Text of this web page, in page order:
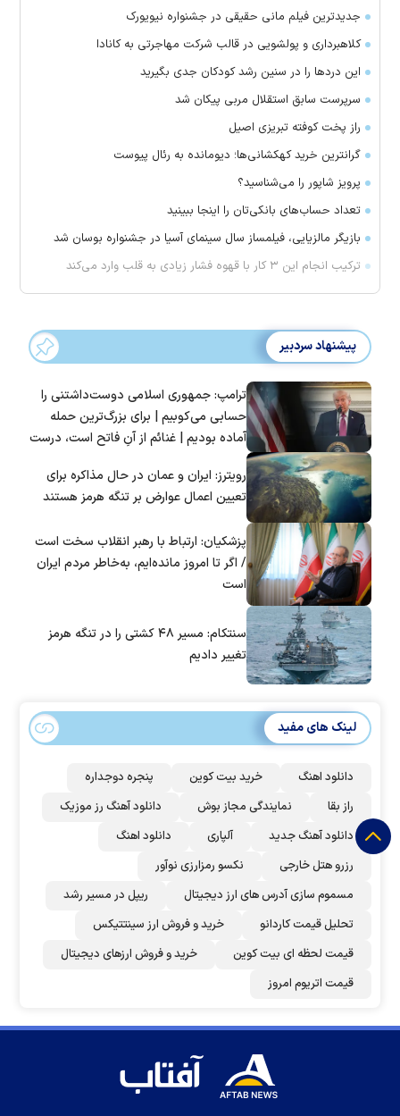
جدیدترین فیلم مانی حقیقی در جشنواره نیویورک
کلاهبرداری و پولشویی در قالب شرکت مهاجرتی به کانادا
این درد‌ها را در سنین رشد کودکان جدی بگیرید
سرپرست سابق استقلال مربی پیکان شد
راز پخت کوفته تبریزی اصیل
گرانترین خرید کهکشانی‌ها؛ دیومانده به رئال پیوست
پرویز شاپور را می‌شناسید؟
تعداد حساب‌های بانکی‌تان را اینجا ببینید
بازیگر مالزیایی، فیلمساز سال سینمای آسیا در جشنواره بوسان شد
ترکیب انجام این ۳ کار با قهوه فشار زیادی به قلب وارد می‌کند
پیشنهاد سردبیر
ترامپ: جمهوری اسلامی دوست‌داشتنی را
حسابی می‌کوبیم | برای بزرگ‌ترین حمله
آماده بودیم | غنائم از آنِ فاتح است، درست
رویترز: ایران و عمان در حال مذاکره برای
تعیین اعمال عوارض بر تنگه هرمز هستند
پزشکیان: ارتباط با رهبر انقلاب سخت است
/ اگر تا امروز مانده‌ایم، به‌خاطر مردم ایران
است
سنتکام: مسیر ۴۸ کشتی را در تنگه هرمز
تغییر دادیم
لینک های مفید
دانلود اهنگ خرید بیت کوین
پنجره دوجداره
راز بقا
نمایندگی مجاز بوش
دانلود آهنگ رز‌ موزیک
دانلود آهنگ جدید
آلپاری
دانلود اهنگ
رزرو هتل خارجی
نکسو رمزارزی نوآور
مسموم سازی آدرس های ارز دیجیتال
ریپل در مسیر رشد
تحلیل قیمت کاردانو
خرید و فروش ارز سینتتیکس
قیمت لحظه ای بیت کوین
خرید و فروش ارزهای دیجیتال
قیمت اتریوم امروز